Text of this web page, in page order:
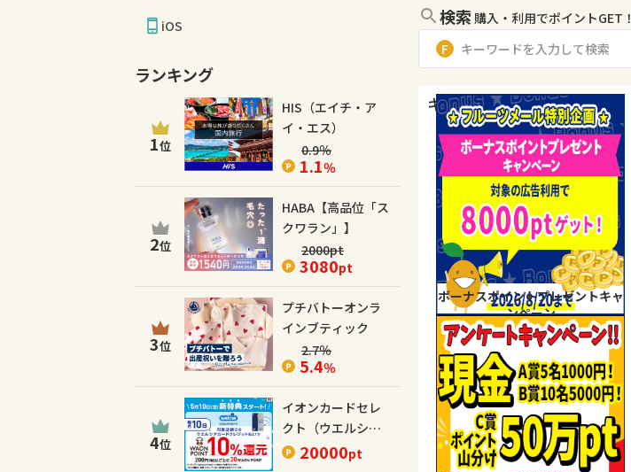
iOS
ランキング
1位
HIS（エイチ・ア
イ・エス）
0.9％
1.1％
2位
HABA【高品位「ス
クワラン」】
2000pt
3080pt
3位
プチバトーオンラ
インブティック
2.7％
5.4％
4位
イオンカードセレ
クト（ウエルシア
カード）
20000pt
検索 購入・利用でポイントGET！
キャンペーン・特集
ボーナスポイントプレゼントキャ
ンペーン